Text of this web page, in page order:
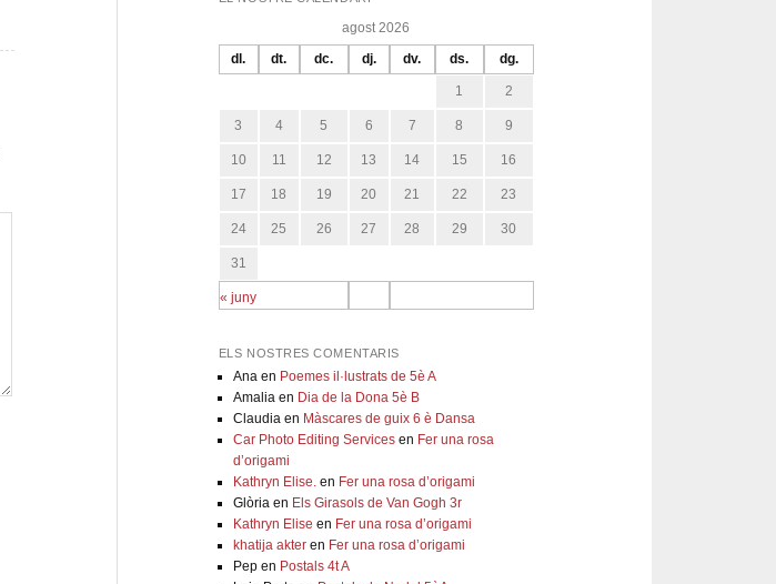
agost 2026
dl. dt. dc. dj. dv. ds. dg.
« juny
1 2
3 4 5 6 7 8 9
10 11 12 13 14 15 16
17 18 19 20 21 22 23
24 25 26 27 28 29 30
31
ELS NOSTRES COMENTARIS
Anaen Poemes il·lustrats de 5è A
Amaliaen Dia de la Dona 5è B
Claudiaen Màscares de guix 6 è Dansa
Car Photo Editing Servicesen Fer una rosa
d’origami
Kathryn Elise.en Fer una rosa d’origami
Glòriaen Els Girasols de Van Gogh 3r
Kathryn Elise en Fer una rosa d’origami
khatija akteren Fer una rosa d’origami
Pepen Postals 4t A